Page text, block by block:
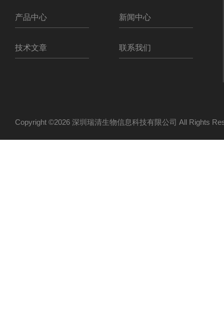
产品中心 新闻中心
技术文章 联系我们
Copyright ©2026 深圳瑞清生物信息科技有限公司 All Rights